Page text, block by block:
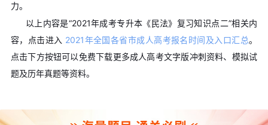
力。
以上内容是“2021年成考专升本《民法》复习知识点二”相关内
容，点击进入 2021年全国各省市成人高考报名时间及入口汇总。
点击下方按钮可以免费下载更多成人高考文字版冲刺资料、模拟试
题及历年真题等资料。